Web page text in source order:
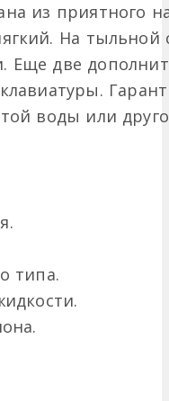
из приятного
На тыльной
Еще две
воды или
типа.